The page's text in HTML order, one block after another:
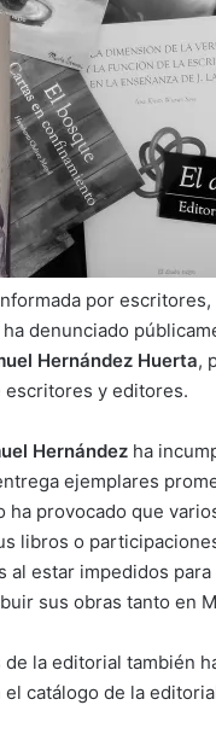
por
denunciado
Hernández Huerta,
y editores.
Hernández ha
ejemplares
ha provocado que
libros o
al estar impedidos
sus obras tanto en
la editorial también
catálogo de la